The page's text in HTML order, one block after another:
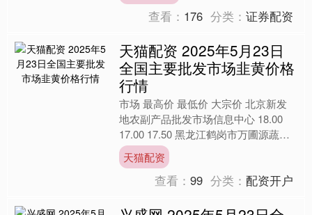
查看： 176 分类：证券配资
天猫配资 2025年5月23日
全国主要批发市场韭黄价格
行情
市场 最高价 最低价 大宗价 北京新发
地农副产品批发市场信息中心 18.00
17.00 17.50 黑龙江鹤岗市万圃源蔬菜
有限责任公司 24.00 24.00....
天猫配资
查看：99 分类：配资开户